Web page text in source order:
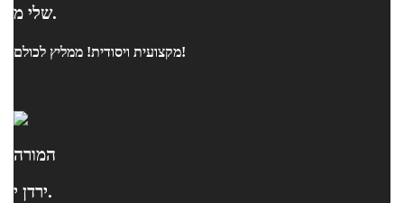
שלי מ.
מקצועית ויסודית! ממליץ לכולם!
המורה
ירדן י.